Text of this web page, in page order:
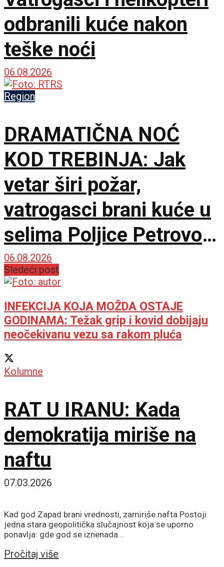
odbranili kuće nakon
teške noći
06.08.2026
Region
DRAMATIČNA NOĆ
KOD TREBINJA: Jak
vetar širi požar,
vatrogasci brani kuće u
selima Poljice Petrovo i
Marići
06.08.2026
Sledeći post
INFEKCIJA KOJA MOŽDA OSTAJE
GODINAMA: Težak grip i kovid dobijaju
neočekivanu vezu sa rakom pluća
Kolumne
RAT U IRANU: Kada
demokratija miriše na
naftu
07.03.2026
Kad god Zapad brani vrednosti, zamiriše nafta Postoji
jedna stara geopolitička slučajnost koja se uporno
ponavlja: gde god se iznenada...
Pročitaj više